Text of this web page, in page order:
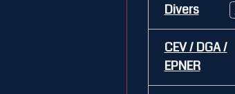
Divers
CEV / DGA /
EPNER